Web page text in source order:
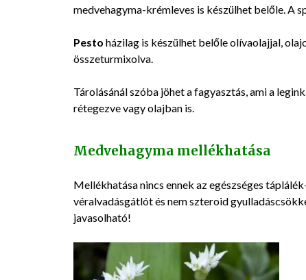
medvehagyma-krémleves is készülhet belőle. A
Pesto házilag is készülhet belőle olívaolajjal,
összeturmixolva.
Tárolásánál szóba jöhet a fagyasztás, ami a
rétegezve vagy olajban is.
Medvehagyma mellékhatása
Mellékhatása nincs ennek az egészséges
véralvadásgátlót és nem szteroid
javasolható!